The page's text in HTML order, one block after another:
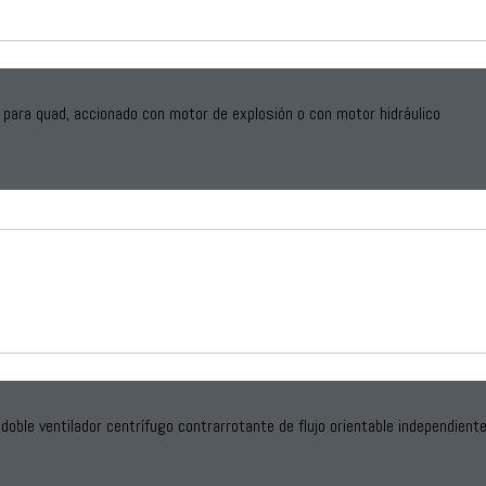
quad, accionado con motor de explosión o con motor hidráulico
ventilador centrífugo contrarrotante de flujo orientable